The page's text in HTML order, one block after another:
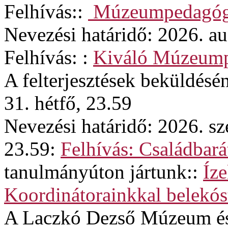
Felhívás::
Nevezési határidő: 2026.
Felhívás: : Kiváló
A felterjesztések
31. hétfő, 23.59
Nevezési határidő: 2026.
23.59: Felhívás:
tanulmányúton jártunk::
Koordinátorainkkal
A Laczkó Dezső Múzeum